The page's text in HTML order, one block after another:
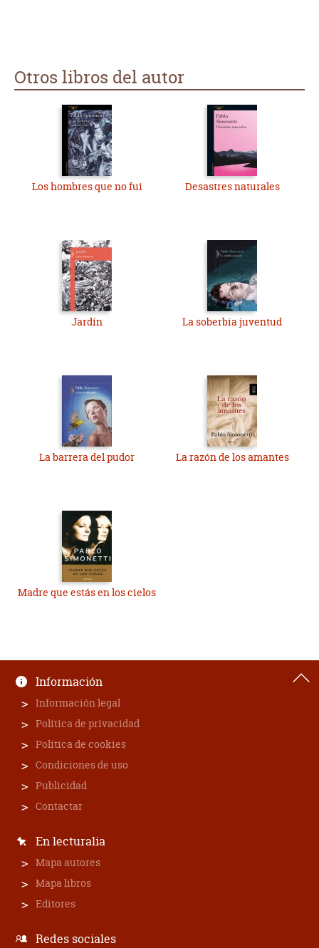
Otros libros del autor
Los hombres que no fui Desastres naturales
Jardín La soberbia juventud
La barrera del pudor La razón de los amantes
Madre que estás en los cielos
Información
Información legal
Política de privacidad
Política de cookies
Condiciones de uso
Publicidad
Contactar
En lecturalia
Mapa autores
Mapa libros
Editores
Redes sociales